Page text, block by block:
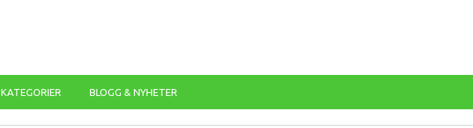
KATEGORIER BLOGG & NYHETER